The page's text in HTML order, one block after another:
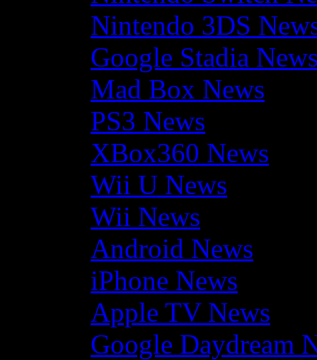
Nintendo 3DS
Google Stadia
Mad Box News
PS3 News
XBox360 News
Wii U News
Wii News
Android News
iPhone News
Apple TV News
Google Daydream